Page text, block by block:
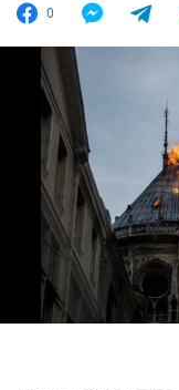
0